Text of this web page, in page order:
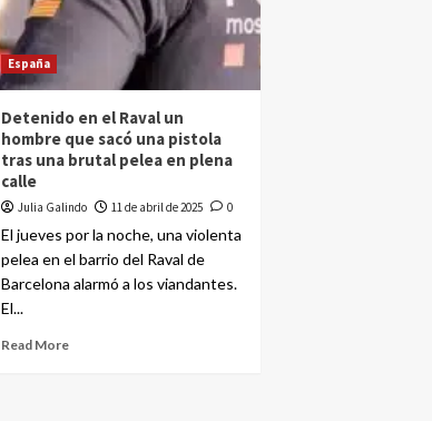
España
Detenido en el Raval un
hombre que sacó una pistola
tras una brutal pelea en plena
calle
Julia Galindo 11 de abril de 2025 0
El jueves por la noche, una violenta
pelea en el barrio del Raval de
Barcelona alarmó a los viandantes.
El...
Read More